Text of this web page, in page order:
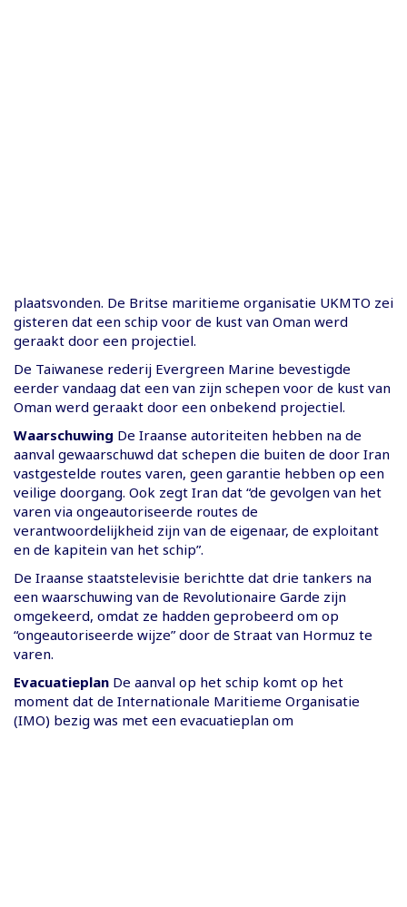
plaatsvonden. De Britse maritieme organisatie UKMTO zei
gisteren dat een schip voor de kust van Oman werd
geraakt door een projectiel.
De Taiwanese rederij Evergreen Marine bevestigde
eerder vandaag dat een van zijn schepen voor de kust van
Oman werd geraakt door een onbekend projectiel.
Waarschuwing De Iraanse autoriteiten hebben na de
aanval gewaarschuwd dat schepen die buiten de door Iran
vastgestelde routes varen, geen garantie hebben op een
veilige doorgang. Ook zegt Iran dat “de gevolgen van het
varen via ongeautoriseerde routes de
verantwoordelijkheid zijn van de eigenaar, de exploitant
en de kapitein van het schip”.
De Iraanse staatstelevisie berichtte dat drie tankers na
een waarschuwing van de Revolutionaire Garde zijn
omgekeerd, omdat ze hadden geprobeerd om op
“ongeautoriseerde wijze” door de Straat van Hormuz te
varen.
Evacuatieplan De aanval op het schip komt op het
moment dat de Internationale Maritieme Organisatie
(IMO) bezig was met een evacuatieplan om